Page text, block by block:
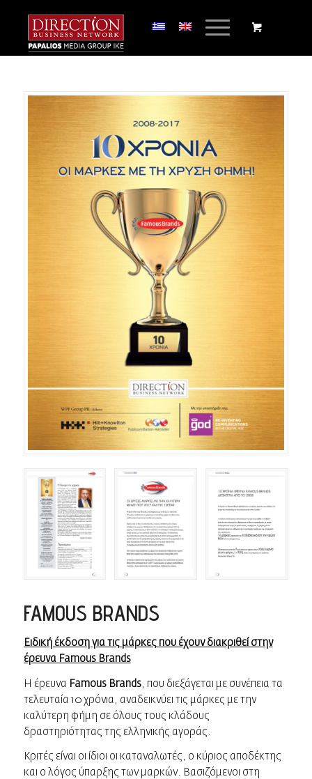
FAMOUS BRANDS
Ειδική έκδοση για τις μάρκες που έχουν διακριθεί στην
έρευνα Famous Brands
Η έρευνα Famous Brands, που διεξάγεται με συνέπεια τα
τελευταία 10 χρόνια, αναδεικνύει τις μάρκες με την
καλύτερη φήμη σε όλους τους κλάδους
δραστηριότητας της ελληνικής αγοράς.
Κριτές είναι οι ίδιοι οι καταναλωτές, ο κύριος αποδέκτης
και ο λόγος ύπαρξης των μαρκών. Βασιζόμενοι στη